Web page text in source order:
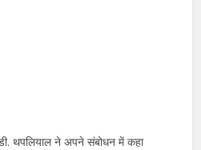
डी. थपलियाल ने अपने संबोधन में कहा